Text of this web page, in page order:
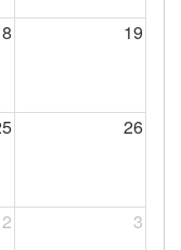
19
26
2 3